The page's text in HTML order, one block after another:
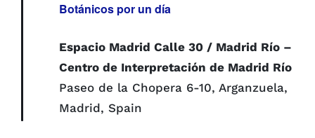
Botánicos por un día
Espacio Madrid Calle 30 / Madrid Río –
Centro de Interpretación de Madrid Río
Paseo de la Chopera 6-10, Arganzuela,
Madrid, Spain